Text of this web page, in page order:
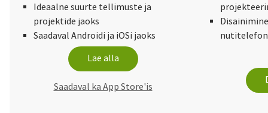
Ideaalne suurte tellimuste ja
projektide jaoks
Saadaval Androidi ja iOSi jaoks
Lae alla
Saadaval ka App Store'is